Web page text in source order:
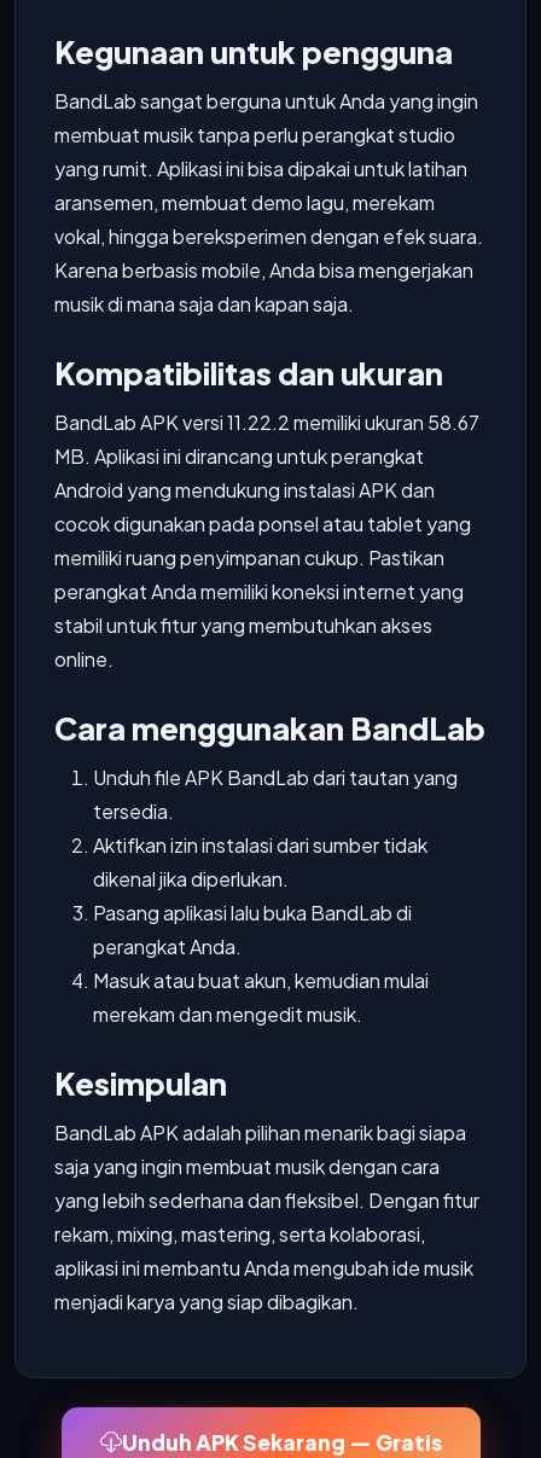
Kegunaan untuk pengguna
BandLab sangat berguna untuk Anda yang ingin
membuat musik tanpa perlu perangkat studio
yang rumit. Aplikasi ini bisa dipakai untuk latihan
aransemen, membuat demo lagu, merekam
vokal, hingga bereksperimen dengan efek suara.
Karena berbasis mobile, Anda bisa mengerjakan
musik di mana saja dan kapan saja.
Kompatibilitas dan ukuran
BandLab APK versi 11.22.2 memiliki ukuran 58.67
MB. Aplikasi ini dirancang untuk perangkat
Android yang mendukung instalasi APK dan
cocok digunakan pada ponsel atau tablet yang
memiliki ruang penyimpanan cukup. Pastikan
perangkat Anda memiliki koneksi internet yang
stabil untuk fitur yang membutuhkan akses
online.
Cara menggunakan BandLab
Unduh file APK BandLab dari tautan yang
tersedia.
Aktifkan izin instalasi dari sumber tidak
dikenal jika diperlukan.
Pasang aplikasi lalu buka BandLab di
perangkat Anda.
Masuk atau buat akun, kemudian mulai
merekam dan mengedit musik.
Kesimpulan
BandLab APK adalah pilihan menarik bagi siapa
saja yang ingin membuat musik dengan cara
yang lebih sederhana dan fleksibel. Dengan fitur
rekam, mixing, mastering, serta kolaborasi,
aplikasi ini membantu Anda mengubah ide musik
menjadi karya yang siap dibagikan.
Unduh APK Sekarang — Gratis